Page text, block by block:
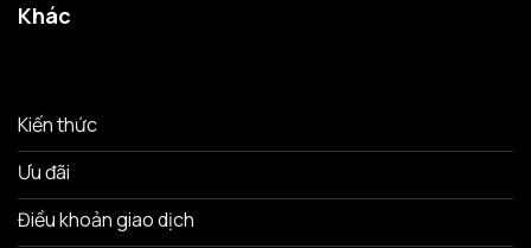
Khác
Kiến thức
Ưu đãi
Điều khoản giao dịch